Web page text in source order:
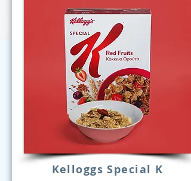
Kelloggs Special K